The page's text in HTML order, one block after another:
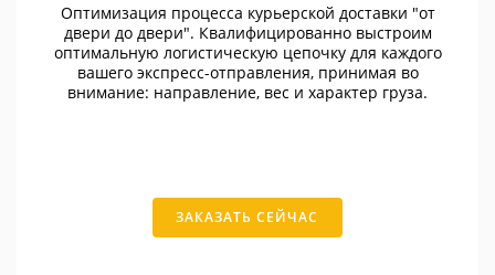
Оптимизация процесса курьерской доставки "от
двери до двери". Квалифицированно выстроим
оптимальную логистическую цепочку для каждого
вашего экспресс-отправления, принимая во
внимание: направление, вес и характер груза.
ЗАКАЗАТЬ СЕЙЧАС